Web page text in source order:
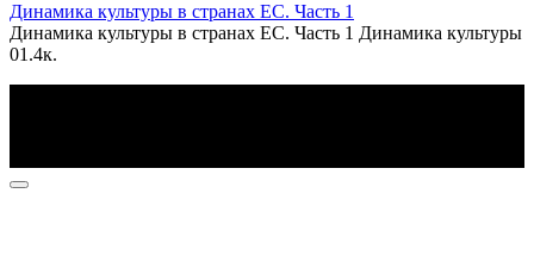
Динамика культуры в странах ЕС. Часть 1
Динамика культуры в странах ЕС. Часть 1 Динамика культуры
01.4к.